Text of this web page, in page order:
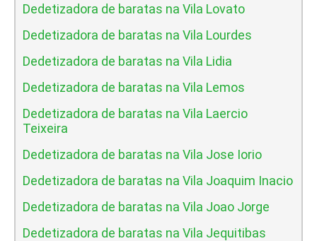
Dedetizadora de baratas na Vila Lovato
Dedetizadora de baratas na Vila Lourdes
Dedetizadora de baratas na Vila Lidia
Dedetizadora de baratas na Vila Lemos
Dedetizadora de baratas na Vila Laercio
Teixeira
Dedetizadora de baratas na Vila Jose Iorio
Dedetizadora de baratas na Vila Joaquim Inacio
Dedetizadora de baratas na Vila Joao Jorge
Dedetizadora de baratas na Vila Jequitibas